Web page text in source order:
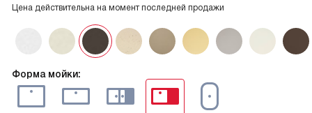
Форма мойки:
Цена действительна на момент последней продажи